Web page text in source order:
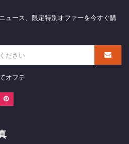
ュース、限定特別オファーを今すぐ購
オフテ